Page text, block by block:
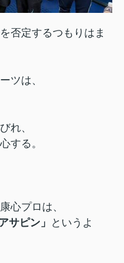
否定するつもりはま
ツは、
れ、
する。
心プロは、
サピン」
というよ